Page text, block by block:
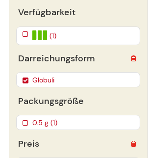
Verfügbarkeit
(1)
Darreichungsform
Globuli
Packungsgröße
0.5 g (1)
Preis